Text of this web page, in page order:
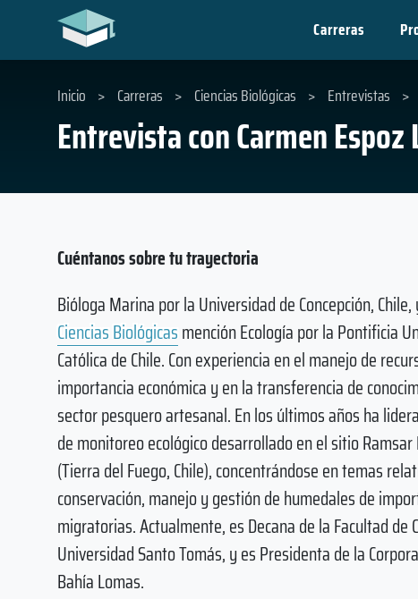
Carreras
Entrevista con Carmen
Inicio > Carreras > Ciencias Biológicas > Entrevistas >
Cuéntanos sobre tu trayectoria
Bióloga Marina por la Universidad de Concepción,
Ciencias Biológicasmención Ecología por la Pontificia
Católica de Chile. Con experiencia en el manejo de
importancia económica y en la transferencia de
sector pesquero artesanal. En los últimos años ha
de monitoreo ecológico desarrollado en el sitio Ramsar
(Tierra del Fuego, Chile), concentrándose en temas
conservación, manejo y gestión de humedales de
migratorias. Actualmente, es Decana de la Facultad de
Universidad Santo Tomás, y es Presidenta de la
Bahía Lomas.